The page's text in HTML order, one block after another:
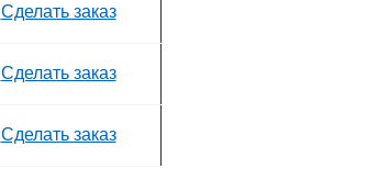
Сделать заказ
Сделать заказ
Сделать заказ